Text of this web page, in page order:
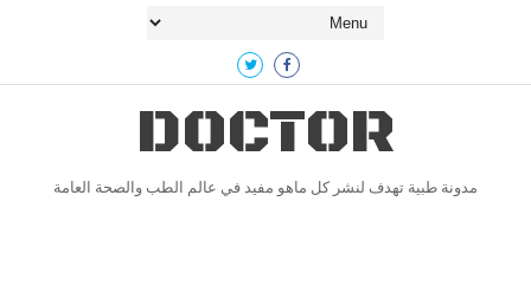
DOCTOR
مدونة طبية تهدف لنشر كل ماهو مفيد في عالم الطب والصحة العامة